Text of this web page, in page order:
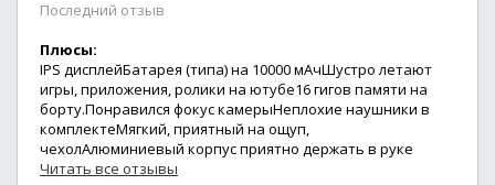
Последний отзыв
Плюсы:
IPS дисплейБатарея (типа) на 10000 мАчШустро летают
игры, приложения, ролики на ютубе16 гигов памяти на
борту.Понравился фокус камерыНеплохие наушники в
комплектеМягкий, приятный на ощуп,
чехолАлюминиевый корпус приятно держать в руке
Читать все отзывы